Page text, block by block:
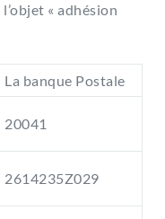
« adhésion
La banque Postale
20041
2614235Z029